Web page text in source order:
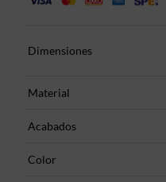
Dimensiones
Material
Acabados
Color